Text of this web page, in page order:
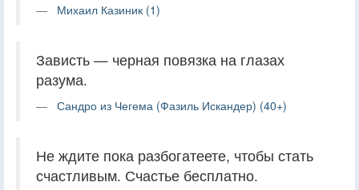
Михаил Казиник (1)
Зависть — черная повязка на глазах
разума.
Сандро из Чегема (Фазиль Искандер) (40+)
Не ждите пока разбогатеете, чтобы стать
счастливым. Счастье бесплатно.